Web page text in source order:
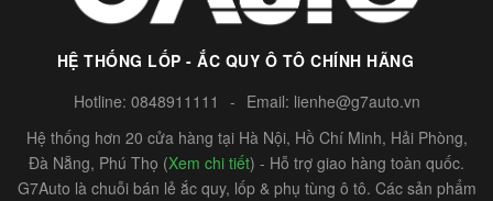
HỆ THỐNG LỐP - ẮC QUY Ô TÔ CHÍNH HÃNG
Hotline: 0848911111 - Email: lienhe@g7auto.vn
Hệ thống hơn 20 cửa hàng tại Hà Nội, Hồ Chí Minh, Hải Phòng,
Đà Nẵng, Phú Thọ (Xem chi tiết) - Hỗ trợ giao hàng toàn quốc.
G7Auto là chuỗi bán lẻ ắc quy, lốp & phụ tùng ô tô. Các sản phẩm